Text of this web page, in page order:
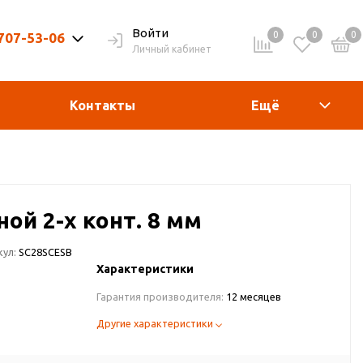
53-06 Войти
Личный кабинет
0 0 0
Контакты Ещё
2-х конт. 8 мм
SC28SCESB
Характеристики
Гарантия производителя: 12 месяцев
Другие характеристики